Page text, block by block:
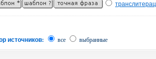
источников: все выбранные